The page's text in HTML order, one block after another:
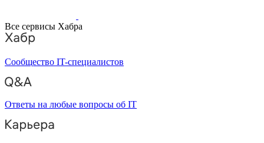
Все сервисы Хабра
Сообщество IT-специалистов
Ответы на любые вопросы об IT